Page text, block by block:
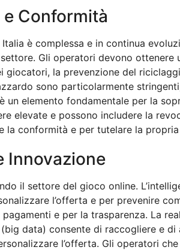
Conformità
è complessa e in continua
Gli operatori devono
la prevenzione del
sono particolarmente
elemento fondamentale per la
elevate e possono includere la
conformità e per tutelare la
Innovazione
il settore del gioco online.
l’offerta e per prevenire
e per la trasparenza. La
(big data) consente di raccogliere e
l’offerta. Gli operatori